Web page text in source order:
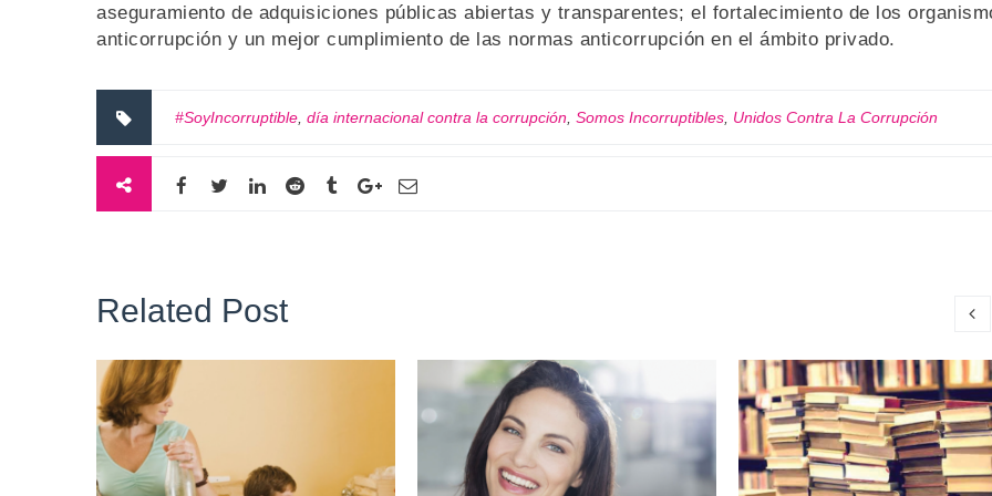
aseguramiento de adquisiciones públicas abiertas y transparentes; el fortalecimiento de los
anticorrupción y un mejor cumplimiento de las normas anticorrupción en el ámbito privado.
#SoyIncorruptible, día internacional contra la corrupción, Somos Incorruptibles, Unidos Contra La Corrupción
Related Post